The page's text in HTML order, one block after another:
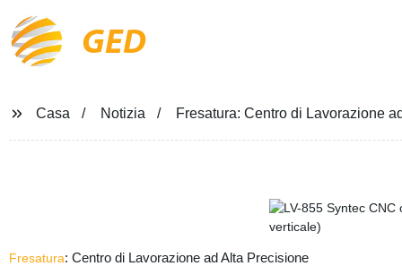
GED
Casa Notizia Fresatura: Centro di Lavorazione
Fresatura: Centro di Lavorazione ad Alta Precisione